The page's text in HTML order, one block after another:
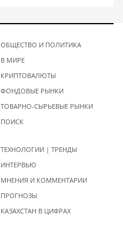
ОБЩЕСТВО И ПОЛИТИКА
В МИРЕ
КРИПТОВАЛЮТЫ
ФОНДОВЫЕ РЫНКИ
ТОВАРНО-СЫРЬЕВЫЕ РЫНКИ
ПОИСК
ТЕХНОЛОГИИ | ТРЕНДЫ
ИНТЕРВЬЮ
МНЕНИЯ И КОММЕНТАРИИ
ПРОГНОЗЫ
КАЗАХСТАН В ЦИФРАХ